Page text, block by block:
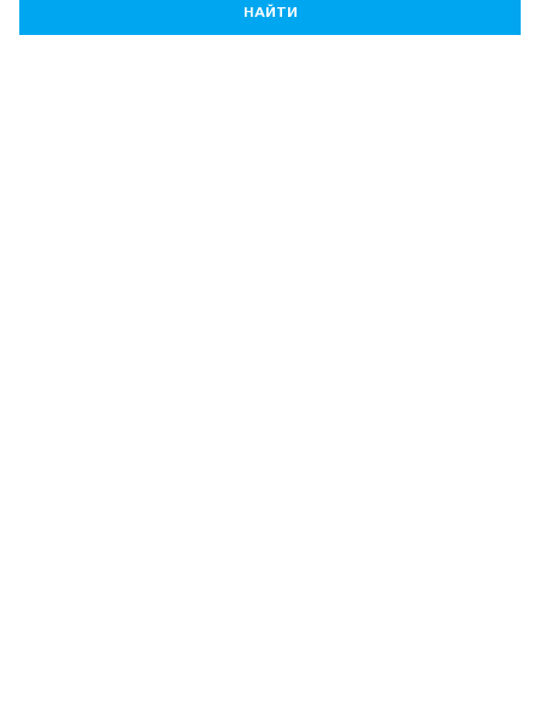
НАЙТИ